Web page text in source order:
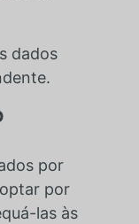
dados
por
por
las às